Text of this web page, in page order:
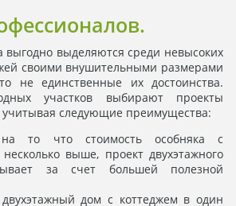
выгодно выделяются среди невысоких
своими внушительными размерами
не единственные их достоинства.
участков выбирают проекты
учитывая следующие преимущества:
то что стоимость особняка с
выше, проект двухэтажного
за счет большей полезной
дом с коттеджем в один